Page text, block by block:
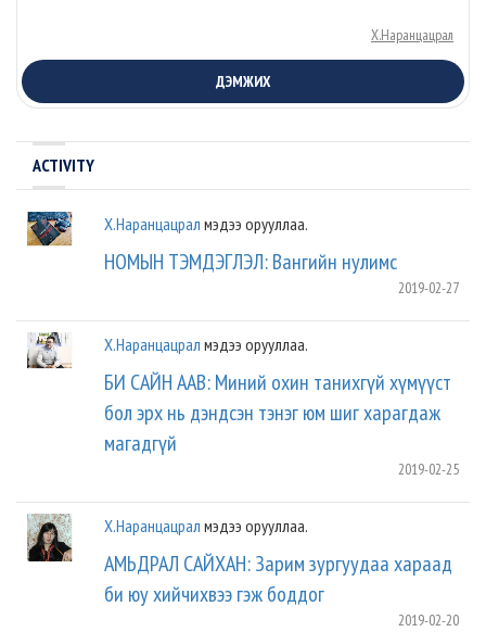
Х.Наранцацрал
ДЭМЖИХ
ACTIVITY
Х.Наранцацрал мэдээ орууллаа.
НОМЫН ТЭМДЭГЛЭЛ: Вангийн нулимс
2019-02-27
Х.Наранцацрал мэдээ орууллаа.
БИ САЙН ААВ: Миний охин танихгүй хүмүүст
бол эрх нь дэндсэн тэнэг юм шиг харагдаж
магадгүй
2019-02-25
Х.Наранцацрал мэдээ орууллаа.
АМЬДРАЛ САЙХАН: Зарим зургуудаа хараад
би юу хийчихвээ гэж боддог
2019-02-20